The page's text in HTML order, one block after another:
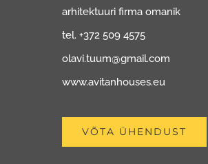
arhitektuuri firma omanik
tel. +372 509 4575
olavi.tuum@gmail.com
www.avitanhouses.eu
VÕTA ÜHENDUST